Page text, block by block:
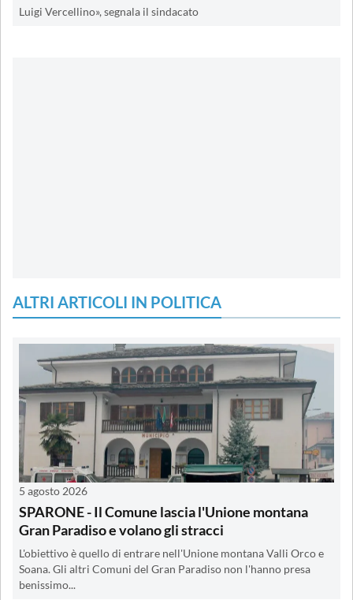
Luigi Vercellino», segnala il sindacato
ALTRI ARTICOLI IN POLITICA
5 agosto 2026
SPARONE - Il Comune lascia l'Unione montana
Gran Paradiso e volano gli stracci
L'obiettivo è quello di entrare nell'Unione montana Valli Orco e
Soana. Gli altri Comuni del Gran Paradiso non l'hanno presa
benissimo...